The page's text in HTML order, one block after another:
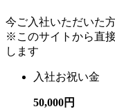
今ご入社いただいた
※このサイトから直
します
入社お祝い金
50,000円